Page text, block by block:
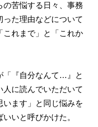
の苦悩する日々、事務
った理由などについて
これまで」と「これか
「『自分なんて…』と
に読んでいただいて
います」と同じ悩みを
いと呼びかけた。